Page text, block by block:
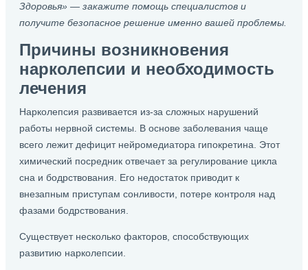
Здоровья» — закажите помощь специалистов и
получите безопасное решение именно вашей проблемы.
Причины возникновения
нарколепсии и необходимость
лечения
Нарколепсия развивается из-за сложных нарушений
работы нервной системы. В основе заболевания чаще
всего лежит дефицит нейромедиатора гипокретина. Этот
химический посредник отвечает за регулирование цикла
сна и бодрствования. Его недостаток приводит к
внезапным приступам сонливости, потере контроля над
фазами бодрствования.
Существует несколько факторов, способствующих
развитию нарколепсии.